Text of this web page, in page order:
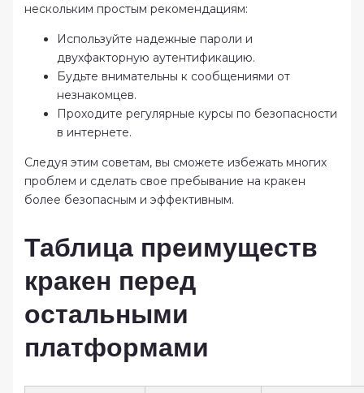
нескольким простым рекомендациям:
Используйте надежные пароли и
двухфакторную аутентификацию.
Будьте внимательны к сообщениями от
незнакомцев.
Проходите регулярные курсы по безопасности
в интернете.
Следуя этим советам, вы сможете избежать многих
проблем и сделать свое пребывание на кракен
более безопасным и эффективным.
Таблица преимуществ
кракен перед
остальными
платформами